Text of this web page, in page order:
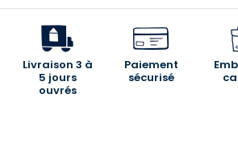
Livraison 3 à
5 jours
ouvrés
Paiement
sécurisé